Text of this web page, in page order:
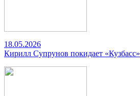
18.05.2026
Кирилл Супрунов покидает «Кузбасс»